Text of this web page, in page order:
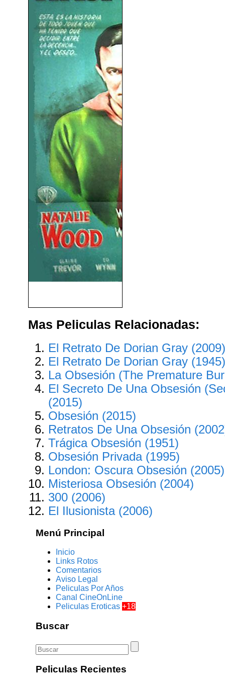
Mas Peliculas Relacionadas:
El Retrato De Dorian Gray
El Retrato De Dorian Gray
La Obsesión (The Premature
El Secreto De Una Obsesión
(2015)
Obsesión (2015)
Retratos De Una Obsesión
Trágica Obsesión (1951)
Obsesión Privada (1995)
London: Oscura Obsesión (2005)
Misteriosa Obsesión (2004)
300 (2006)
El Ilusionista (2006)
Menú Principal
Inicio
Links Rotos
Comentarios
Aviso Legal
Peliculas Por Años
Canal CineOnLine
Peliculas Eroticas+18
Buscar
Peliculas Recientes